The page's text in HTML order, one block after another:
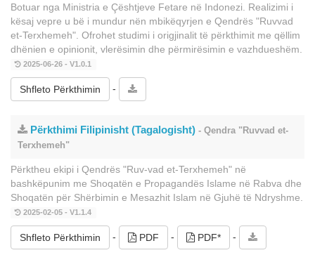
Botuar nga Ministria e Çështjeve Fetare në Indonezi. Realizimi i
kësaj vepre u bë i mundur nën mbikëqyrjen e Qendrës "Ruvvad
et-Terxhemeh". Ofrohet studimi i origjinalit të përkthimit me qëllim
dhënien e opinionit, vlerësimin dhe përmirësimin e vazhdueshëm.
2025-06-26 - V1.0.1
Shfleto Përkthimin -
Përkthimi Filipinisht (Tagalogisht) - Qendra "Ruvvad et-
Terxhemeh"
Përktheu ekipi i Qendrës "Ruv-vad et-Terxhemeh" në
bashkëpunim me Shoqatën e Propagandës Islame në Rabva dhe
Shoqatën për Shërbimin e Mesazhit Islam në Gjuhë të Ndryshme.
2025-02-05 - V1.1.4
Shfleto Përkthimin - PDF - PDF* -